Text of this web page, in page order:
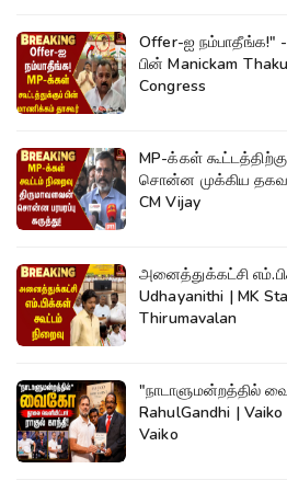
Offer-ஐ நம்பாதீங்க!" -
பின் Manickam
Congress
MP-க்கள்
சொன்ன முக்கிய
CM Vijay
அனைத்துக்கட்சி
Udhayanithi | MK
Thirumavalan
"நாடாளுமன்றத்தில்
RahulGandhi |
Vaiko